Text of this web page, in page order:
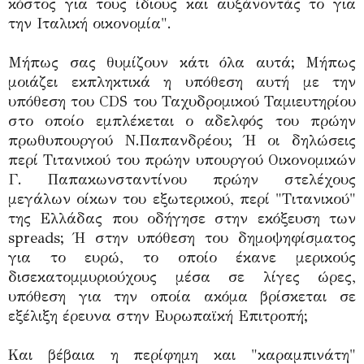
κόστος για τους ίδιους και αυξάνοντάς το για
την Ιταλική οικονομία".
Μήπως σας θυμίζουν κάτι όλα αυτά; Μήπως
μοιάζει εκπληκτικά η υπόθεση αυτή με την
υπόθεση του CDS του Ταχυδρομικού Ταμιευτηρίου
στο οποίο εμπλέκεται ο αδελφός του πρώην
πρωθυπουργού Ν.Παπανδρέου; Ή οι δηλώσεις
περί Τιτανικού του πρώην υπουργού Οικονομικών
Γ. Παπακωνσταντίνου πρώην στελέχους
μεγάλων οίκων του εξωτερικού, περί "Τιτανικού"
της Ελλάδας που οδήγησε στην εκόξευση των
spreads; Ή στην υπόθεση του δημοψηφίσματος
για το ευρώ, το οποίο έκανε μερικούς
δισεκατομμυριούχους μέσα σε λίγες ώρες,
υπόθεση για την οποία ακόμα βρίσκεται σε
εξέλιξη έρευνα στην Ευρωπαϊκή Επιτροπή;
Και βέβαια η περίφημη και "καραμπινάτη"